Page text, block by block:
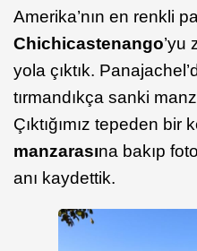
Amerika’nın en renkli
Chichicastenango’yu
yola çıktık.
tırmandıkça sanki
Çıktığımız tepeden bir
manzarasına bakıp
anı kaydettik.